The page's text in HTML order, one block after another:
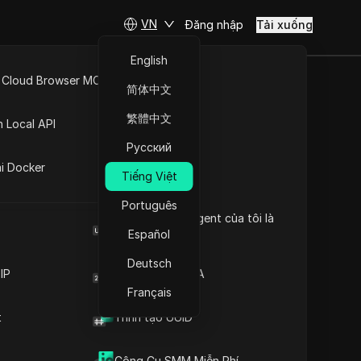
Browser User Agent của tôi là
Trình tạo mã 2FA
Trình tạo UUID
Browser MCP
Local API
Docker
VN
English
简体中文
繁體中文
Русский
Tiếng Việt
Português
Español
Deutsch
Français
Đăng nhập Tải xuống
hiệu
vực
Nội dung
Hiểu về trình chặn quảng
cáo: Tổng quan toàn diện
Tìm hiểu về kỹ thuật phát
hiện trình chặn quảng cáo
chặn quảng cáo
Chiến lược phát hiện trình
chặn quảng cáo
Điều hướng những thách
thức của việc phát hiện
Các chiến lược để vượt
qua phát hiện trình chặn
quảng cáo
Thông tin chi tiết cần
Những câu hỏi thường